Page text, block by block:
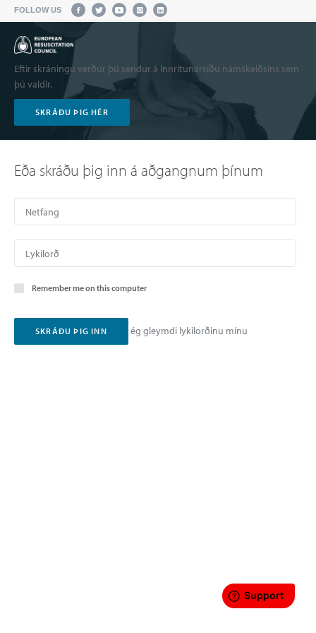
FOLLOW US
Eftir skráningu verður þú sendur á innritunarsíðu námskeiðsins sem
þú valdir.
SKRÁÐU ÞIG HÉR
Eða skráðu þig inn á aðgangnum þínum
Remember me on this computer
ég gleymdi lykilorðinu mínu